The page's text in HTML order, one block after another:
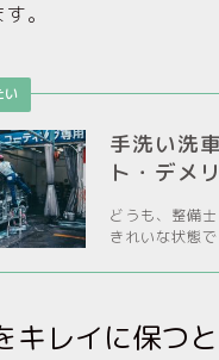
。
手洗い洗
ト・デメ
どうも、整備
きれいな状態
キレイに保つ